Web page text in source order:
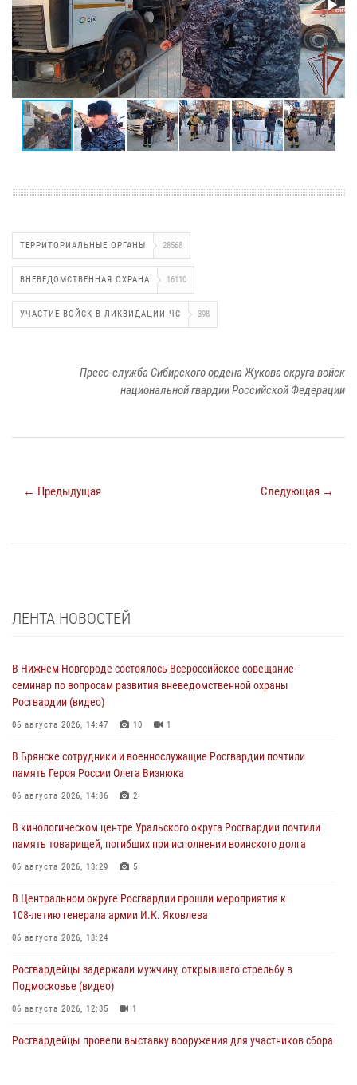
ТЕРРИТОРИАЛЬНЫЕ ОРГАНЫ 28568
ВНЕВЕДОМСТВЕННАЯ ОХРАНА 16110
УЧАСТИЕ ВОЙСК В ЛИКВИДАЦИИ ЧС 398
Пресс-служба Сибирского ордена Жукова округа войск
национальной гвардии Российской Федерации
← Предыдущая Следующая →
ЛЕНТА НОВОСТЕЙ
В Нижнем Новгороде состоялось Всероссийское совещание-
семинар по вопросам развития вневедомственной охраны
Росгвардии (видео)
06 августа 2026, 14:47 10 1
В Брянске сотрудники и военнослужащие Росгвардии почтили
память Героя России Олега Визнюка
06 августа 2026, 14:36 2
В кинологическом центре Уральского округа Росгвардии почтили
память товарищей, погибших при исполнении воинского долга
06 августа 2026, 13:29 5
В Центральном округе Росгвардии прошли мероприятия к
108‑летию генерала армии И.К. Яковлева
06 августа 2026, 13:24
Росгвардейцы задержали мужчину, открывшего стрельбу в
Подмосковье (видео)
06 августа 2026, 12:35 1
Росгвардейцы провели выставку вооружения для участников сбора